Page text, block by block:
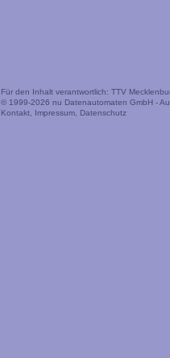
Für den Inhalt verantwortlich: TTV
© 1999-2026 nu Datenautomaten GmbH -
Kontakt
Impressum Datenschutz